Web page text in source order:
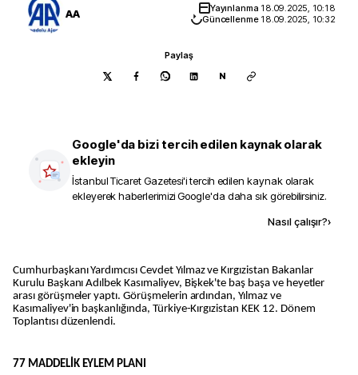
AA Yayınlanma 18.09.2025, 10:18
Güncellenme 18.09.2025, 10:32
Paylaş
N
Google'da bizi tercih edilen kaynak olarak
ekleyin
İstanbul Ticaret Gazetesi'i tercih edilen kaynak olarak
ekleyerek haberlerimizi Google'da daha sık görebilirsiniz.
Nasıl çalışır?›
Cumhurbaşkanı Yardımcısı Cevdet Yılmaz ve Kırgızistan Bakanlar
Kurulu Başkanı Adılbek Kasımaliyev, Bişkek'te baş başa ve heyetler
arası görüşmeler yaptı. Görüşmelerin ardından, Yılmaz ve
Kasımaliyev'in başkanlığında, Türkiye-Kırgızistan KEK 12. Dönem
Toplantısı düzenlendi.
77 MADDELİK EYLEM PLANI